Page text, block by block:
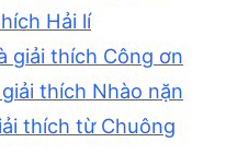
Hải lí
giải thích Công ơn
thích Nhào nặn
thích từ Chuông